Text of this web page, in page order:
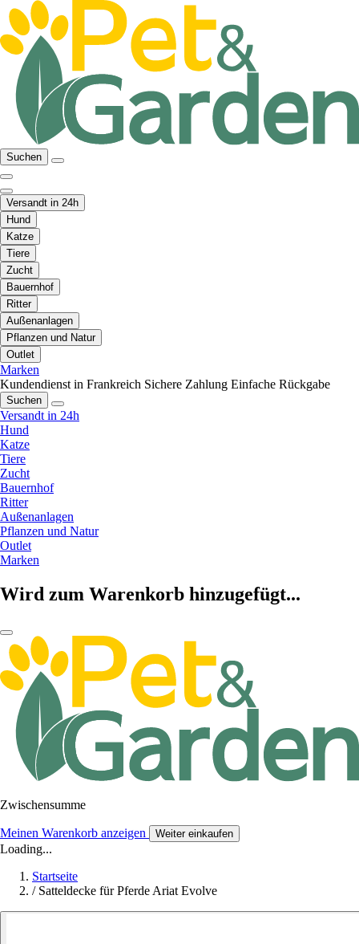
Suchen
Versandt in 24h
Hund
Katze
Tiere
Zucht
Bauernhof
Ritter
Außenanlagen
Pflanzen und Natur
Outlet
Marken
Kundendienst in Frankreich Sichere Zahlung Einfache Rückgabe
Suchen
Versandt in 24h
Hund
Katze
Tiere
Zucht
Bauernhof
Ritter
Außenanlagen
Pflanzen und Natur
Outlet
Marken
Wird zum Warenkorb hinzugefügt...
Zwischensumme
Meinen Warenkorb anzeigen Weiter einkaufen
Loading...
Startseite
/ Satteldecke für Pferde Ariat Evolve